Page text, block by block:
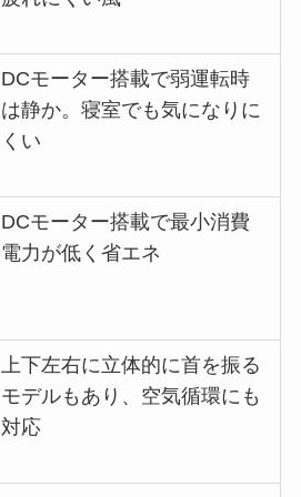
DCモーター搭載で弱運転時
は静か。寝室でも気になりに
くい
DCモーター搭載で最小消費
電力が低く省エネ
上下左右に立体的に首を振る
モデルもあり、空気循環にも
対応